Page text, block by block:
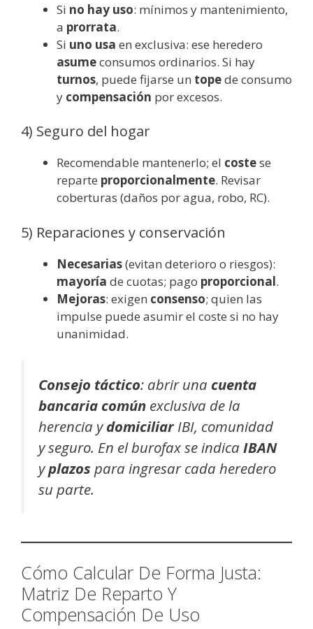
Si no hay uso: mínimos y mantenimiento,
a prorrata.
Si uno usa en exclusiva: ese heredero
asumeconsumos ordinarios. Si hay
turnos, puede fijarse un topede consumo
y compensación por excesos.
4) Seguro del hogar
Recomendable mantenerlo; el costese
reparte proporcionalmente. Revisar
coberturas (daños por agua, robo, RC).
5) Reparaciones y conservación
Necesarias(evitan deterioro o riesgos):
mayoría de cuotas; pago proporcional.
Mejoras: exigen consenso; quien las
impulse puede asumir el coste si no hay
unanimidad.
Consejo táctico: abrir una cuenta
bancaria común exclusiva de la
herencia ydomiciliarIBI, comunidad
y seguro. En el burofax se indica IBAN
yplazos para ingresar cada heredero
su parte.
Cómo Calcular De Forma Justa:
Matriz De Reparto Y
Compensación De Uso